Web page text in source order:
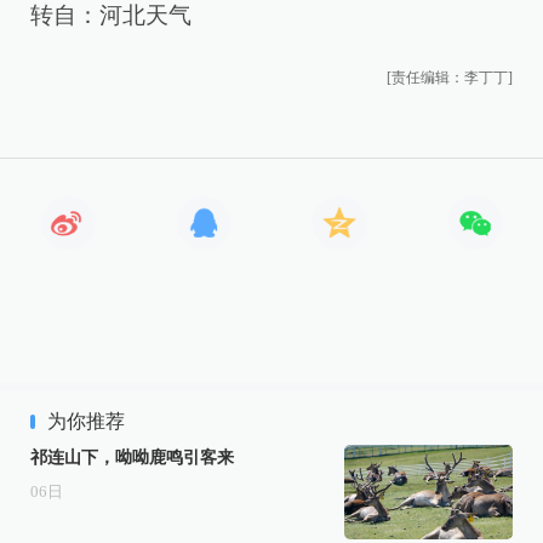
转自：河北天气
[责任编辑：李丁丁]
为你推荐
祁连山下，呦呦鹿鸣引客来
06 日